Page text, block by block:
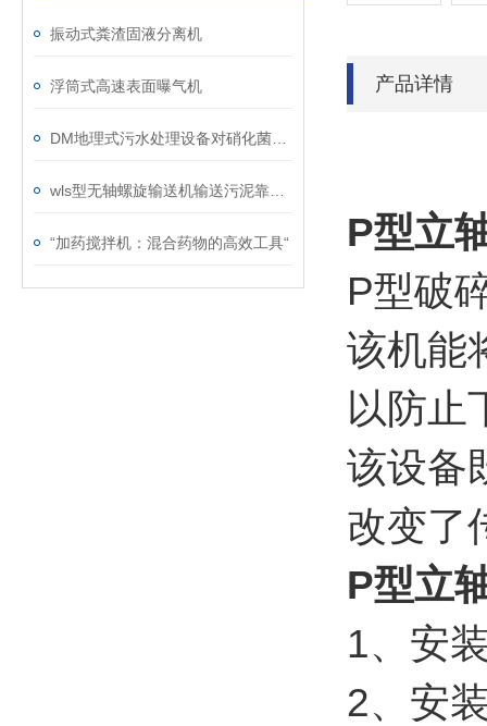
振动式粪渣固液分离机
浮筒式高速表面曝气机
“加药搅拌机：混合药物的高效工具“
产品详情
P型立
P型破
该机能
以防止
该设备
改变了
P型立
1、安
2、安